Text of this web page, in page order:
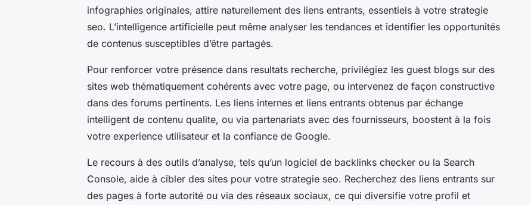
infographies originales, attire naturellement des liens entrants, essentiels à votre strategie
seo. L’intelligence artificielle peut même analyser les tendances et identifier les opportunités
de contenus susceptibles d’être partagés.
Pour renforcer votre présence dans resultats recherche, privilégiez les guest blogs sur des
sites web thématiquement cohérents avec votre page, ou intervenez de façon constructive
dans des forums pertinents. Les liens internes et liens entrants obtenus par échange
intelligent de contenu qualite, ou via partenariats avec des fournisseurs, boostent à la fois
votre experience utilisateur et la confiance de Google.
Le recours à des outils d’analyse, tels qu’un logiciel de backlinks checker ou la Search
Console, aide à cibler des sites pour votre strategie seo. Recherchez des liens entrants sur
des pages à forte autorité ou via des réseaux sociaux, ce qui diversifie votre profil et